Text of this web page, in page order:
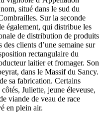
situé dans le sud du
Sur la seconde
également, qui distribue les
de distribution de produits
clients d’une semaine sur
rectangulaire du
laitier et fromager. Son
dans le Massif du Sancy.
sa fabrication. Certains
Juliette, jeune éleveuse,
viande de veau de race
en plein air.